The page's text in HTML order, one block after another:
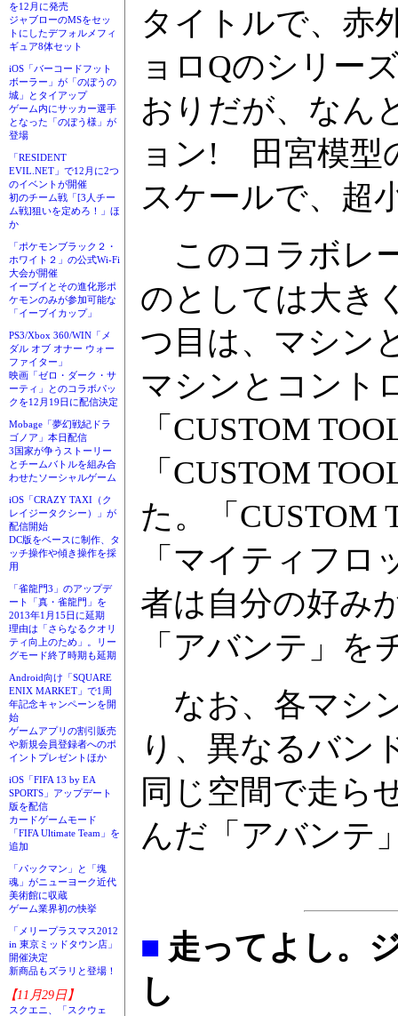
を12月に発売
ジャブローのMSをセッ
トにしたデフォルメフィ
ギュア8体セット
iOS「バーコードフット
ボーラー」が「のぼうの
城」とタイアップ
ゲーム内にサッカー選手
となった「のぼう様」が
登場
「RESIDENT
EVIL.NET」で12月に2つ
のイベントが開催
初のチーム戦「[3人チー
ム戦]狙いを定めろ！」ほ
か
「ポケモンブラック２・
ホワイト２」の公式Wi-Fi
大会が開催
イーブイとその進化形ポ
ケモンのみが参加可能な
「イーブイカップ」
PS3/Xbox 360/WIN「メ
ダル オブ オナー ウォー
ファイター」
映画「ゼロ・ダーク・サ
ーティ」とのコラボパッ
クを12月19日に配信決定
Mobage「夢幻戦紀ドラ
ゴノア」本日配信
3国家が争うストーリー
とチームバトルを組み合
わせたソーシャルゲーム
iOS「CRAZY TAXI（ク
レイジータクシー）」が
配信開始
DC版をベースに制作、タ
ッチ操作や傾き操作を採
用
「雀龍門3」のアップデ
ート「真・雀龍門」を
2013年1月15日に延期
理由は「さらなるクオリ
ティ向上のため」。リー
グモード終了時期も延期
Android向け「SQUARE
ENIX MARKET」で1周
年記念キャンペーンを開
始
ゲームアプリの割引販売
や新規会員登録者へのポ
イントプレゼントほか
iOS「FIFA 13 by EA
SPORTS」アップデート
版を配信
カードゲームモード
「FIFA Ultimate Team」を
追加
「パックマン」と「塊
魂」がニューヨーク近代
美術館に収蔵
ゲーム業界初の快挙
「メリープラスマス2012
in 東京ミッドタウン店」
開催決定
新商品もズラリと登場！
【11月29日】
スクエニ、「スクウェ
タイトルで、赤
ョロQのシリー
おりだが、なん
ョン! 田宮模型
スケールで、超
このコラボレ
のとしては大き
つ目は、マシン
マシンとコント
「CUSTOM
「CUSTOM
た。「CUSTOM
「マイティフ
者は自分の好み
「アバンテ」を
なお、各マシ
り、異なるバン
同じ空間で走ら
んだ「アバンテ
■ 走ってよし。
し